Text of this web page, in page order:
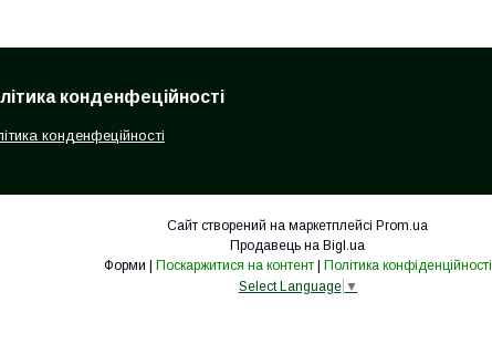
конденфеційності
конденфеційності
Сайт створений на маркетплейсі Prom.ua
Продавець на Bigl.ua
Поскаржитися на контент
Політика конфіденційності
Select Language ▼